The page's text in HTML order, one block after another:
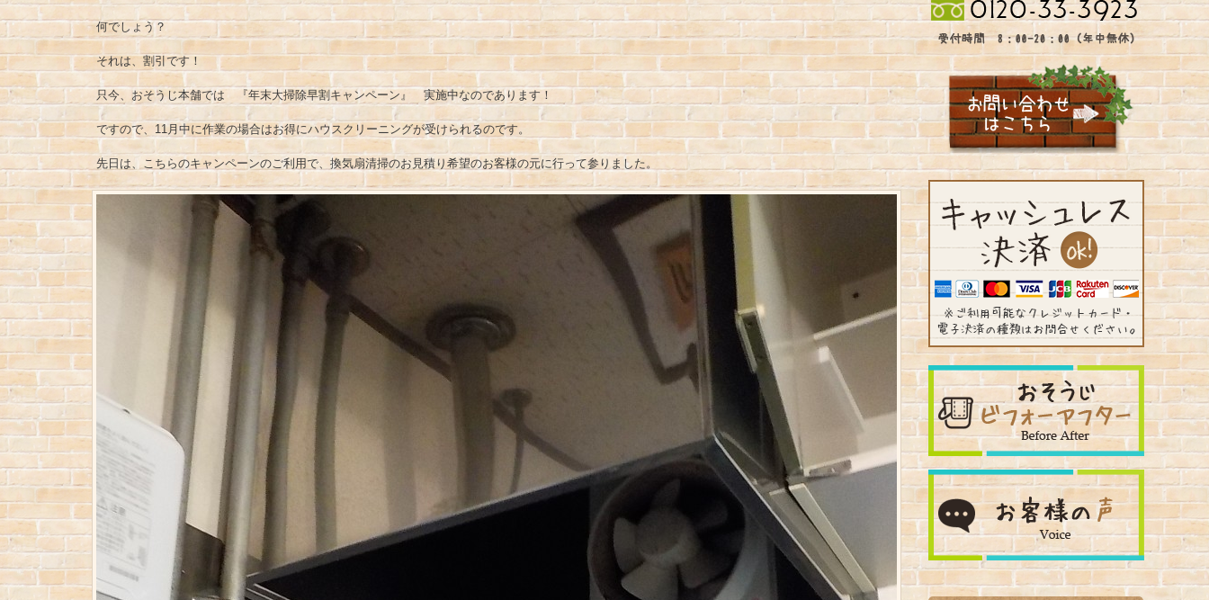
何でしょう？
それは、割引です！
只今、おそうじ本舗では 『年末大掃除早割キャンペーン』 実施中なのであります！
ですので、11月中に作業の場合はお得にハウスクリーニングが受けられるのです。
先日は、こちらのキャンペーンのご利用で、換気扇清掃のお見積り希望のお客様の元に行って参りました。